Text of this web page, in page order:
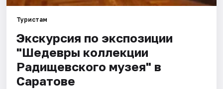
Туристам
Экскурсия по экспозиции
"Шедевры коллекции
Радищевского музея" в
Саратове